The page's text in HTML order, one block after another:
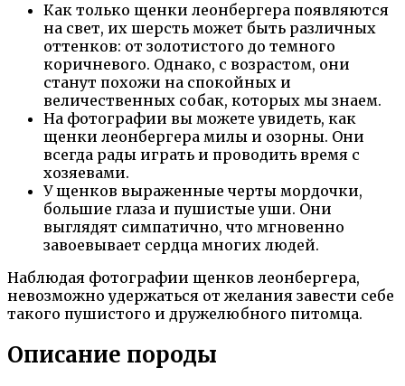
Как только щенки леонбергера появляются
на свет, их шерсть может быть различных
оттенков: от золотистого до темного
коричневого. Однако, с возрастом, они
станут похожи на спокойных и
величественных собак, которых мы знаем.
На фотографии вы можете увидеть, как
щенки леонбергера милы и озорны. Они
всегда рады играть и проводить время с
хозяевами.
У щенков выраженные черты мордочки,
большие глаза и пушистые уши. Они
выглядят симпатично, что мгновенно
завоевывает сердца многих людей.
Наблюдая фотографии щенков леонбергера,
невозможно удержаться от желания завести себе
такого пушистого и дружелюбного питомца.
Описание породы